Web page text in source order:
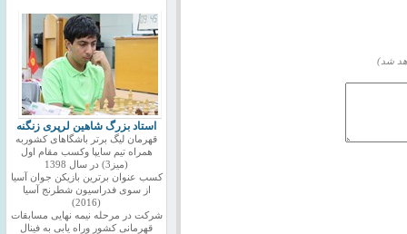
شد)
استاد بزرگ شاهین لرپری زنگنه
قهرمان لیگ برتر باشگاهای کشوربه
همراه تیم سایپا وکسب مقام اول
(میز3) در سال 1398
کسب عنوان برترین بازیکن جوان آسیا
از سوی فدراسیون شطرنج آسیا
(2016)
شرکت در مرحله نیمه نهایی مسابقات
قهرمانی کشور وراه یابی به فینال